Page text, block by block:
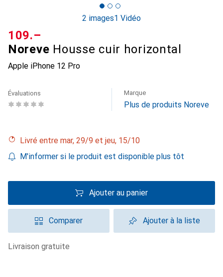
2 images1 Vidéo
Noreve Housse cuir horizontal
Apple iPhone 12 Pro
CHF
109.–
Évaluations Marque
Plus de produits Noreve
Livré entre mar, 29/9 et jeu, 15/10
M'informer si le produit est disponible plus tôt
Ajouter au panier
Comparer Ajouter à la liste
livraison gratuite